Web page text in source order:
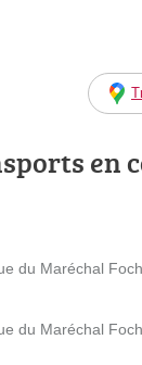
en
du Maréchal Foch
du Maréchal Foch